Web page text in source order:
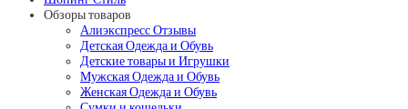
Обзоры товаров
Алиэкспресс Отзывы
Детская Одежда и Обувь
Детские товары и Игрушки
Мужская Одежда и Обувь
Женская Одежда и Обувь